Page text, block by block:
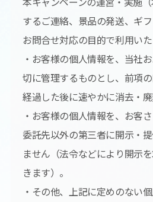
するご連絡、景品の発送、ギフ
お問合せ対応の目的で利用いた
・お客様の個人情報を、当社
切に管理するものとし、前項
経過した後に速やかに消去・廃
・お客様の個人情報を、お客
委託先以外の第三者に開示・
ません（法令などにより開示
きます）。
・その他、上記に定めのない